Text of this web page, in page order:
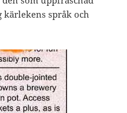
språk och